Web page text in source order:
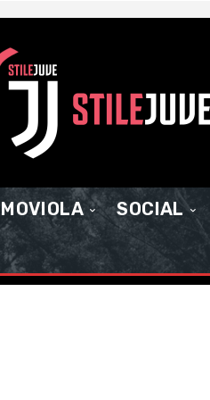
MOVIOLA SOCIAL